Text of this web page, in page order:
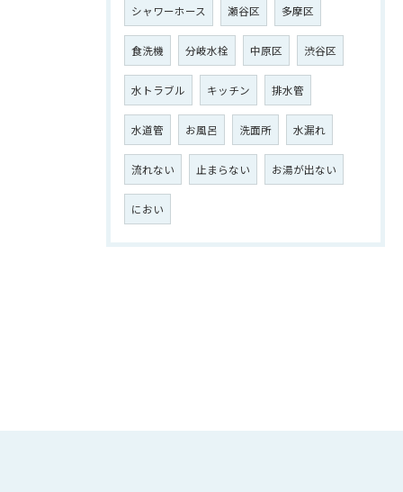
シャワーホース 瀬谷区 多摩区
食洗機 分岐水栓 中原区 渋谷区
水トラブル キッチン 排水管
水道管 お風呂 洗面所 水漏れ
流れない 止まらない お湯が出ない
におい